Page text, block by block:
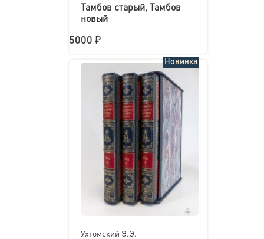
Тамбов старый, Тамбов
новый
5000 ₽
Ухтомский Э.Э.